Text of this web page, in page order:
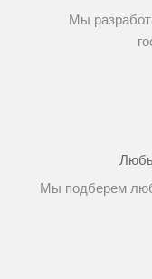
Мы
Мы подберем